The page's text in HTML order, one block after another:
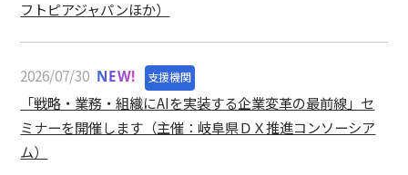
フトピアジャパンほか）
2026/07/30 NEW! 支援機関
「戦略・業務・組織にAIを実装する企業変革の最前線」セ
ミナーを開催します（主催：岐阜県ＤＸ推進コンソーシア
ム）